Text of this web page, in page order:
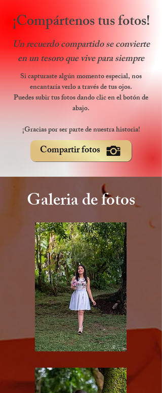
¡Compártenos tus fotos!
Un recuerdo compartido se convierte
en un tesoro que vive para siempre
Si capturaste algún momento especial, nos
encantaría verlo a través de tus ojos.
Puedes subir tus fotos dando clic en el botón de
abajo.
¡Gracias por ser parte de nuestra historia!
Compartir fotos
Galeria de fotos